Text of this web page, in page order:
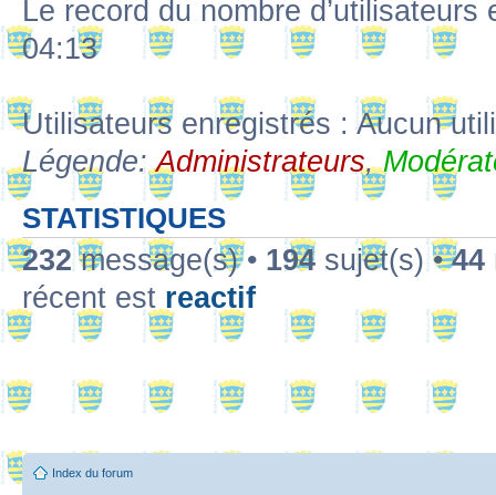
Le record du nombre
04:13
Utilisateurs enregistrés : Aucun
Légende:Administrateurs,
STATISTIQUES
232message(s) • 194 sujet(s) •44
récent est reactif
Index du forum